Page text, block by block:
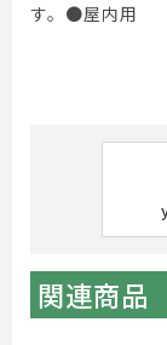
す。●屋内用
関連商品